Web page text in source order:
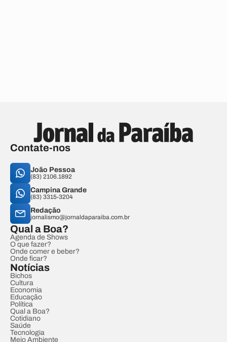
Contate-nos
João Pessoa
(83) 2106.1892
Campina Grande
(83) 3315-3204
Redação
jornalismo@jornaldaparaiba.com.br
Qual a Boa?
Agenda de Shows
O que fazer?
Onde comer e beber?
Onde ficar?
Notícias
Bichos
Cultura
Economia
Educação
Política
Qual a Boa?
Cotidiano
Saúde
Tecnologia
Meio Ambiente